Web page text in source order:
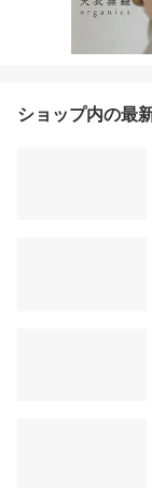
ショップ内の最